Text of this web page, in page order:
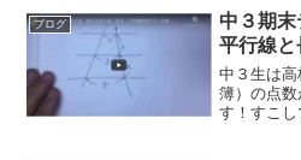
期の中間
本番はこれ
ブログ
中３期
平行線
中３生は
簿）の点数
す！すこ